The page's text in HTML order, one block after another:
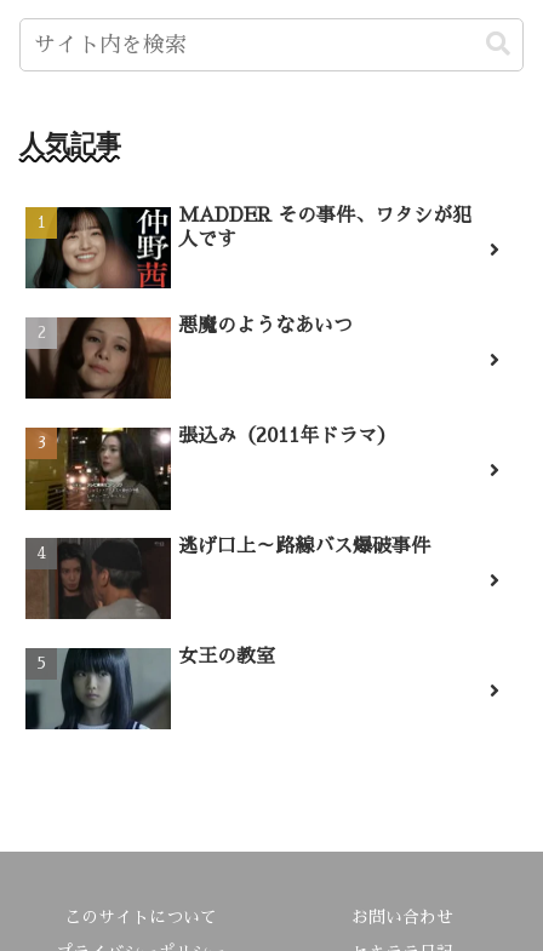
人気記事
MADDER その事件、ワタシが犯
人です
悪魔のようなあいつ
張込み（2011年ドラマ）
逃げ口上～路線バス爆破事件
女王の教室
このサイトについて お問い合わせ